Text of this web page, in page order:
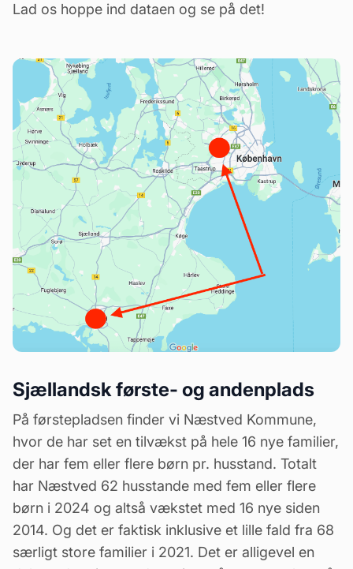
Lad os hoppe ind dataen og se på det!
Sjællandsk første- og andenplads
På førstepladsen finder vi Næstved Kommune,
hvor de har set en tilvækst på hele 16 nye familier,
der har fem eller flere børn pr. husstand. Totalt
har Næstved 62 husstande med fem eller flere
børn i 2024 og altså vækstet med 16 nye siden
2014. Og det er faktisk inklusive et lille fald fra 68
særligt store familier i 2021. Det er alligevel en